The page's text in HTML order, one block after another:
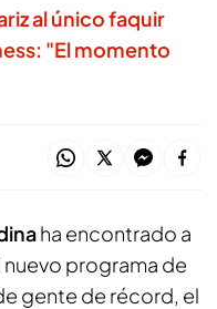
al único faquir
"El momento
ha encontrado a
programa de
gente de récord, el